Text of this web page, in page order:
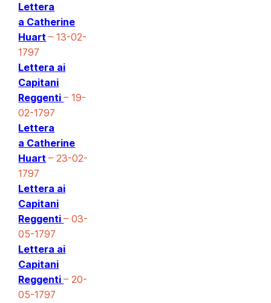
Lettera
a Catherine
Huart – 13-02-
1797
Lettera ai
Capitani
Reggenti– 19-
02-1797
Lettera
a Catherine
Huart – 23-02-
1797
Lettera ai
Capitani
Reggenti– 03-
05-1797
Lettera ai
Capitani
Reggenti– 20-
05-1797